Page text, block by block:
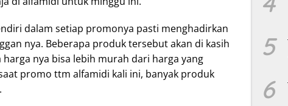
dalam setiap promonya pasti menghadirkan
nya. Beberapa produk tersebut akan di kasih
nya bisa lebih murah dari harga yang
promo ttm alfamidi kali ini, banyak produk
5
6